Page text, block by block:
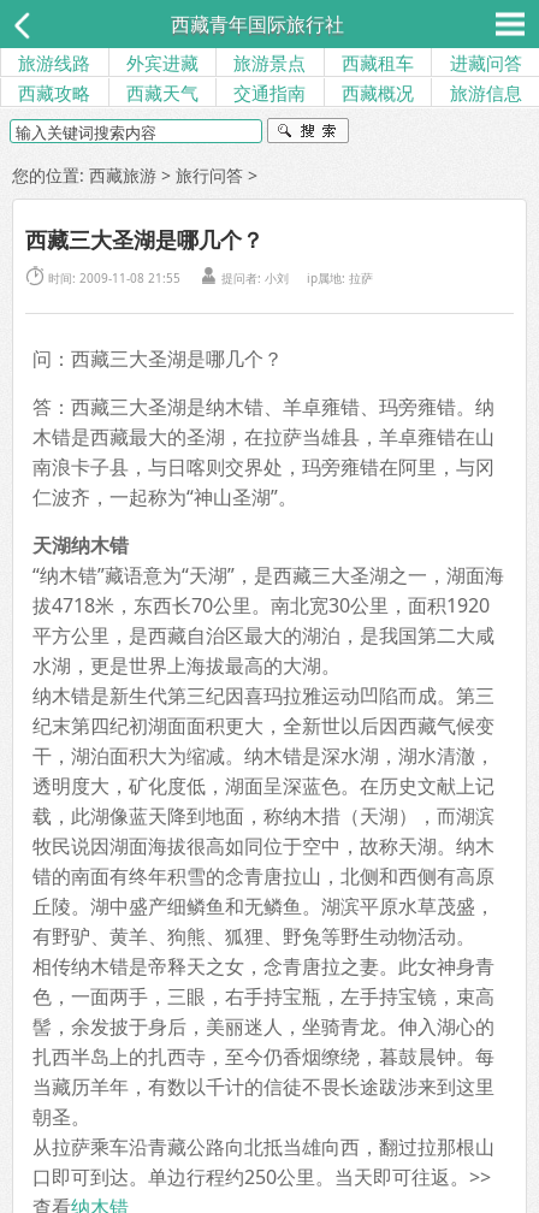
西藏青年国际旅行社
旅游线路 外宾进藏 旅游景点 西藏租车
进藏问答
西藏攻略
西藏天气 交通指南 西藏概况 旅游信息
您的位置: 西藏旅游 > 旅行问答 >
西藏三大圣湖是哪几个？
 时间: 2009-11-08 21:55  提问者: 小刘 ip属地: 拉萨
问：西藏三大圣湖是哪几个？
答：西藏三大圣湖是纳木错、羊卓雍错、玛旁雍错。纳
木错是西藏最大的圣湖，在拉萨当雄县，羊卓雍错在山
南浪卡子县，与日喀则交界处，玛旁雍错在阿里，与冈
仁波齐，一起称为“神山圣湖”。
天湖纳木错
“纳木错”藏语意为“天湖”，是西藏三大圣湖之一，湖面海
拔4718米，东西长70公里。南北宽30公里，面积1920
平方公里，是西藏自治区最大的湖泊，是我国第二大咸
水湖，更是世界上海拔最高的大湖。
纳木错是新生代第三纪因喜玛拉雅运动凹陷而成。第三
纪末第四纪初湖面面积更大，全新世以后因西藏气候变
干，湖泊面积大为缩减。纳木错是深水湖，湖水清澈，
透明度大，矿化度低，湖面呈深蓝色。在历史文献上记
载，此湖像蓝天降到地面，称纳木措（天湖），而湖滨
牧民说因湖面海拔很高如同位于空中，故称天湖。纳木
错的南面有终年积雪的念青唐拉山，北侧和西侧有高原
丘陵。湖中盛产细鳞鱼和无鳞鱼。湖滨平原水草茂盛，
有野驴、黄羊、狗熊、狐狸、野兔等野生动物活动。
相传纳木错是帝释天之女，念青唐拉之妻。此女神身青
色，一面两手，三眼，右手持宝瓶，左手持宝镜，束高
髻，余发披于身后，美丽迷人，坐骑青龙。伸入湖心的
扎西半岛上的扎西寺，至今仍香烟缭绕，暮鼓晨钟。每
当藏历羊年，有数以千计的信徒不畏长途跋涉来到这里
朝圣。
从拉萨乘车沿青藏公路向北抵当雄向西，翻过拉那根山
口即可到达。单边行程约250公里。当天即可往返。>>
查看纳木错